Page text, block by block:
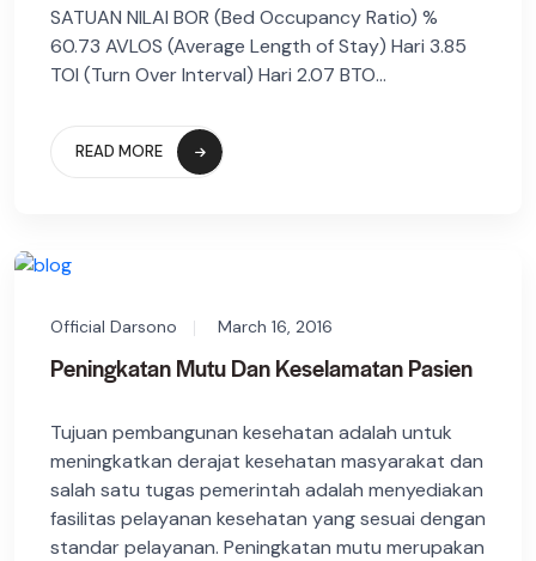
SATUAN NILAI BOR (Bed Occupancy Ratio) %
60.73 AVLOS (Average Length of Stay) Hari 3.85
TOI (Turn Over Interval) Hari 2.07 BTO...
READ MORE
Official Darsono March 16, 2016
Peningkatan Mutu Dan Keselamatan Pasien
Tujuan pembangunan kesehatan adalah untuk
meningkatkan derajat kesehatan masyarakat dan
salah satu tugas pemerintah adalah menyediakan
fasilitas pelayanan kesehatan yang sesuai dengan
standar pelayanan. Peningkatan mutu merupakan